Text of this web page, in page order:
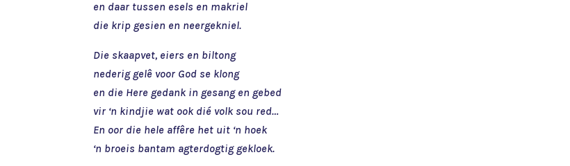
en daar tussen esels en makriel
die krip gesien en neergekniel.
Die skaapvet, eiers en biltong
nederig gelê voor God se klong
en die Here gedank in gesang en gebed
vir ‘n kindjie wat ook dié volk sou red…
En oor die hele affêre het uit ‘n hoek
‘n broeis bantam agterdogtig gekloek.